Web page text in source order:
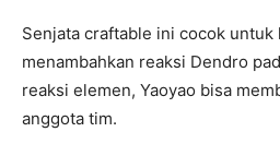
Senjata craftable ini cocok untuk
menambahkan reaksi Dendro
reaksi elemen, Yaoyao bisa
anggota tim.